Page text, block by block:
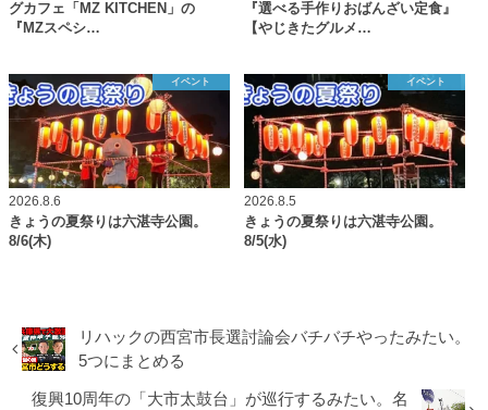
グカフェ「MZ KITCHEN」の
『MZスペシ…
『選べる手作りおばんざい定食』
【やじきたグルメ…
イベント
2026.8.6
きょうの夏祭りは六湛寺公園。
8/6(木)
イベント
2026.8.5
きょうの夏祭りは六湛寺公園。
8/5(水)
リハックの西宮市長選討論会バチバチやったみたい。
5つにまとめる
復興10周年の「大市太鼓台」が巡行するみたい。名